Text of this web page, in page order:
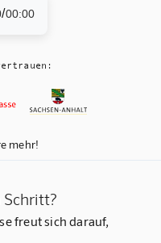
/00:00
mehr!
freut sich darauf,